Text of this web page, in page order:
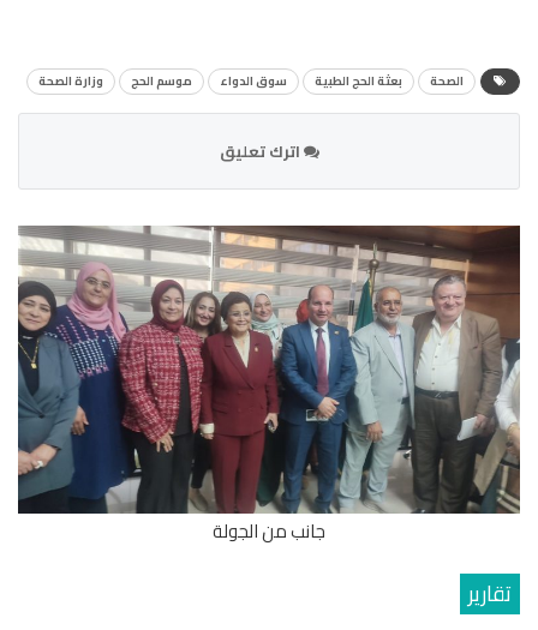
الصحة بعثة الحج الطبية سوق الدواء موسم الحج وزارة الصحة
اترك تعليق
جانب من الجولة
تقارير